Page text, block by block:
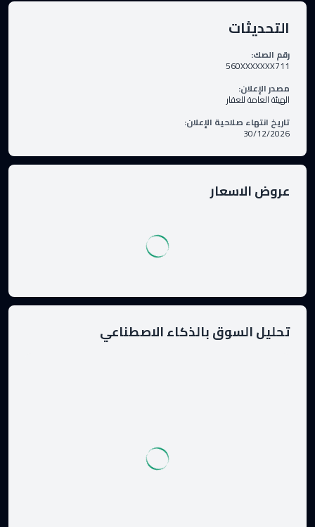
التحديثات
رقم الصك:
560XXXXXXX711
مصدر الإعلان:
الهيئة العامة للعقار
تاريخ انتهاء صلاحية الإعلان:
30/12/2026
عروض الاسعار
تحليل السوق بالذكاء الاصطناعي